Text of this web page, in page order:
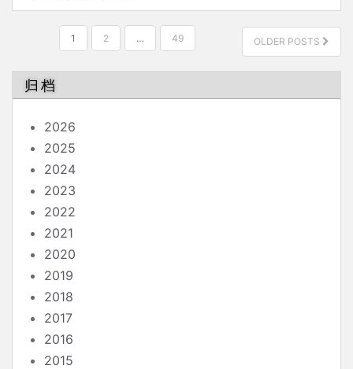
分
页
1 2 … 49 OLDER POSTS
归档
2026
2025
2024
2023
2022
2021
2020
2019
2018
2017
2016
2015